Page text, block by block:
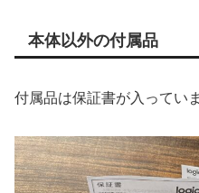
本体以外の付属品
付属品は保証書が入ってい